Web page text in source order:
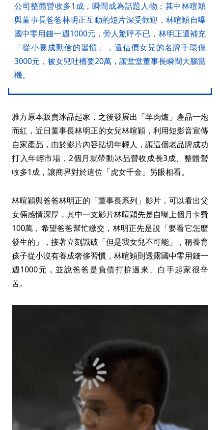
公司整體營收多1成，瞬間成為話題人物；其中林喧穎
與董事長爸爸林明正互動的短片深受歡迎，林喧穎自曝
國中零用錢一週1000元，旁人驚呼不已，林明正還補充
「從小養成勤儉的習慣」，還估價女兒的名牌手環僅
3000元，被女兒吐槽要20萬，讓堂堂董事長瞬間大腦當
機。
雅方原本販賣冰品起家，之後發展出「羊肉爐」產品一炮
而紅，近日董事長林明正的女兒林喧穎，利用短影音宣傳
自家產品，由於影片內容貼切年輕人，讓這個老品牌成功
打入年輕市場，2個月就帶動冰品營收成長3成、整體營
收多1成，讓商界對於這位「虎女千金」另眼相看。
林暄穎與爸爸林明正的「董事長系列」影片，可以看出父
女倆感情深厚，其中一支影片林暄穎先是自曝上個月卡費
100萬，希望爸爸幫忙繳交，林明正先是說「要看它怎麼
發生的」，接著立刻識破「但是我女兒不可能」，稱養育
孩子從小沒有養成奢侈習慣，林暄穎則透露國中零用錢一
週1000元，並說爸爸是負債打拚過來、白手起家很辛
苦。